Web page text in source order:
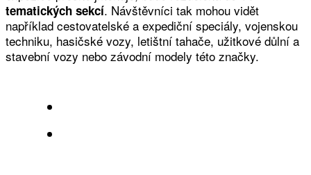
tematických sekcí. Návštěvníci tak mohou vidět
například cestovatelské a expediční speciály, vojenskou
techniku, hasičské vozy, letištní tahače, užitkové důlní a
stavební vozy nebo závodní modely této značky.